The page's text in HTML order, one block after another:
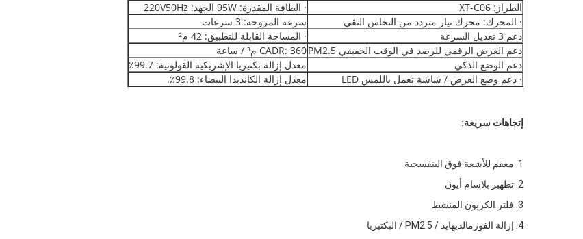
الطراز: XT-C06
· الطاقة المقدرة: 95W ​​الجهد: 220V50Hz
· المحرك: محرك تيار متردد من النحاس النقي
سرعة المروحة: 3 سرعات
دعم 3 تعديل السرعة
· المساحة القابلة للتطبيق: 42 م²
دعم العرض الرقمي للرصد في الوقت الحقيقي PM2.5
CADR: 360 م³ / ساعة
دعم الوضع الذكي
معدل إزالة بكتيريا الإشريكية القولونية: 99.7٪
· دعم وضع العرض / شاشة تعمل باللمس LED
معدل إزالة الكانديدا البيضاء: 99.8٪.
إتجاهات سريعة:
1. معقم للأشعة فوق البنفسجية
2. تطهير بلاسام أيون
3. فلتر الكربون المنشط
4. إزالة الفورمالديهايد / PM2.5 / البكتيريا